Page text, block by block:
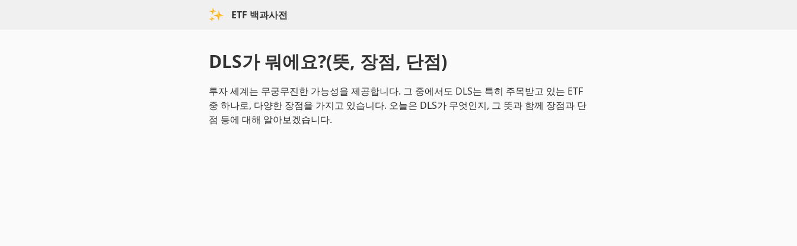
ETF 백과사전
DLS가 뭐에요?(뜻, 장점, 단점)
투자 세계는 무궁무진한 가능성을 제공합니다. 그 중에서도 DLS는 특히 주목받고 있는 ETF
중 하나로, 다양한 장점을 가지고 있습니다. 오늘은 DLS가 무엇인지, 그 뜻과 함께 장점과 단
점 등에 대해 알아보겠습니다.